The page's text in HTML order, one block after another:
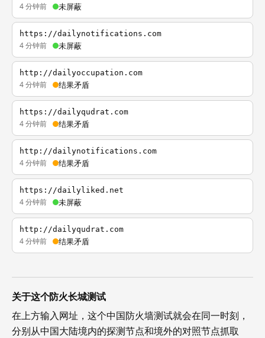
4 分钟前 未屏蔽
https://dailynotifications.com
4 分钟前 未屏蔽
http://dailyoccupation.com
4 分钟前 结果矛盾
https://dailyqudrat.com
4 分钟前 结果矛盾
http://dailynotifications.com
4 分钟前 结果矛盾
https://dailyliked.net
4 分钟前 未屏蔽
http://dailyqudrat.com
4 分钟前 结果矛盾
关于这个防火长城测试
在上方输入网址，这个中国防火墙测试就会在同一时刻，
分别从中国大陆境内的探测节点和境外的对照节点抓取